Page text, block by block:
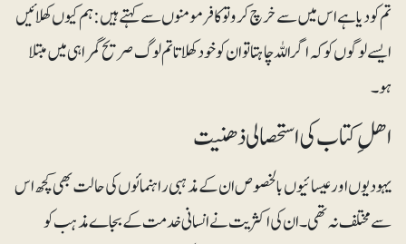
تم کو دیا ہے اس میں سے خرچ کرو تو کافرمومنوں سے کہتے ہیں: ہم کیوں کھلائیں
ایسے لوگوں کو کہ اگراللہ چاہتا تو ان کو خود کھلاتا تم لوگ صریح گمراہی میں مبتلا
ہو۔
اھلِ کتاب کی استحصالی ذھنیت
یہودیوں اور عیسائیوں بالخصوص ان کے مذہبی راہنمائوں کی حالت بھی کچھ اس
سے مختلف نہ تھی۔ ان کی اکثریت نے انسانی خدمت کے بجاے مذہب کو